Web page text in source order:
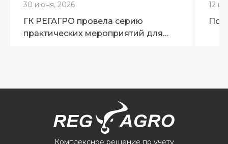
30 июня, 2026
ГК РЕГАГРО провела серию
практических мероприятий для
12
Комплексное решение по учету